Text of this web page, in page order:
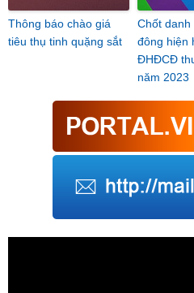
Thông báo chào giá
tiêu thụ tinh quặng sắt
Chốt danh
đông hiện
ĐHĐCĐ
năm 2023